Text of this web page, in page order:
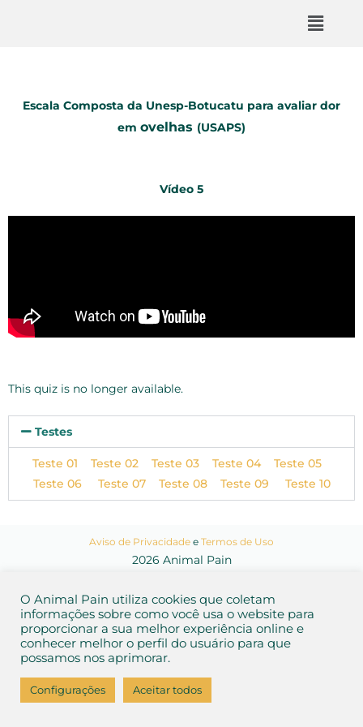
Escala Composta da Unesp-Botucatu para avaliar dor
em ovelhas (USAPS)
Vídeo 5
This quiz is no longer available.
Testes
Teste 01 Teste 02 Teste 03 Teste 04
Teste 05
Teste 06 Teste 07 Teste 08 Teste 09 Teste 10
Aviso de Privacidade e Termos de Uso
2026 Animal Pain
O Animal Pain utiliza cookies que coletam
informações sobre como você usa o website para
proporcionar a sua melhor experiência online e
conhecer melhor o perfil do usuário para que
possamos nos aprimorar.
Configurações Aceitar todos